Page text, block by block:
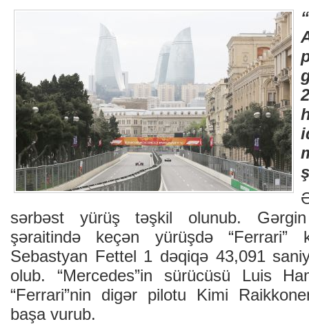
sərbəst yürüş təşkil olunub.
şəraitində keçən yürüşdə “Ferrari”
Sebastyan Fettel 1 dəqiqə 43,091
olub. “Mercedes”in sürücüsü Luis
“Ferrari”nin digər pilotu Kimi
başa vurub.